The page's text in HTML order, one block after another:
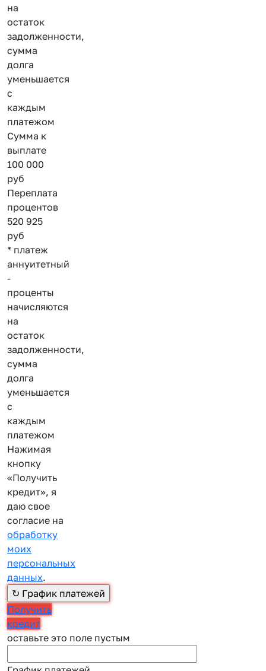
на
остаток
задолженности,
сумма
долга
уменьшается
с
каждым
платежом
Сумма к
выплате
100 000
руб
Переплата
процентов
520 925
руб
* платеж
аннуитетный
-
проценты
начисляются
на
остаток
задолженности,
сумма
долга
уменьшается
с
каждым
платежом
Нажимая
кнопку
«Получить
кредит», я
даю свое
согласие на
обработку
моих
персональных
данных.
Получить
кредит
оставьте это поле пустым